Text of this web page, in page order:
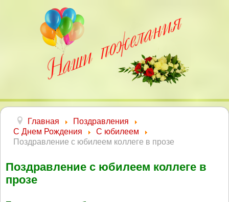
Главная
Поздравления
С Днем Рождения
С юбилеем
Поздравление с юбилеем коллеге в прозе
Поздравление с юбилеем коллеге в
прозе